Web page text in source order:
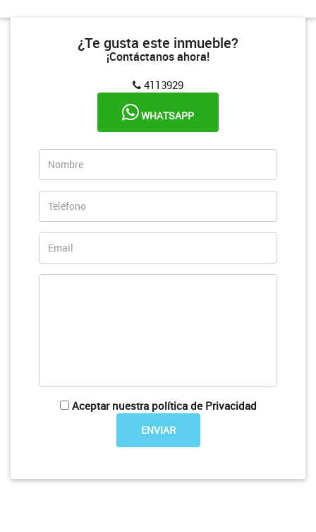
¿Te gusta este inmueble?
¡Contáctanos ahora!
4113929
WHATSAPP
Aceptar nuestra política de Privacidad